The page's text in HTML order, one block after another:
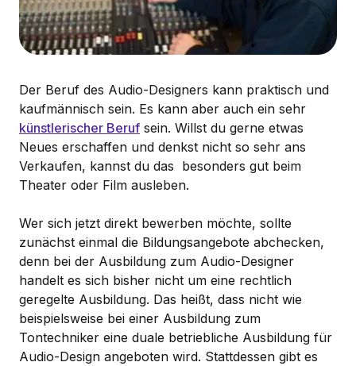
Der Beruf des Audio-Designers kann praktisch und
kaufmännisch sein. Es kann aber auch ein sehr
künstlerischer Beruf sein. Willst du gerne etwas
Neues erschaffen und denkst nicht so sehr ans
Verkaufen, kannst du das besonders gut beim
Theater oder Film ausleben.
Wer sich jetzt direkt bewerben möchte, sollte
zunächst einmal die Bildungsangebote abchecken,
denn bei der Ausbildung zum Audio-Designer
handelt es sich bisher nicht um eine rechtlich
geregelte Ausbildung. Das heißt, dass nicht wie
beispielsweise bei einer Ausbildung zum
Tontechniker eine duale betriebliche Ausbildung für
Audio-Design angeboten wird. Stattdessen gibt es